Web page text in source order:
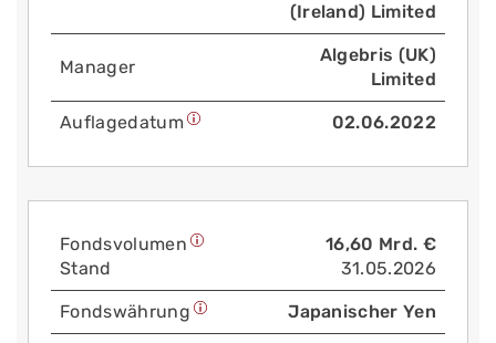
(Ireland) Limited
Manager
Algebris (UK)
Limited
Auflage­datum 02.06.2022
Fonds­volumen
Stand
16,60 Mrd. €
31.05.2026
Fonds­währung Japanischer Yen